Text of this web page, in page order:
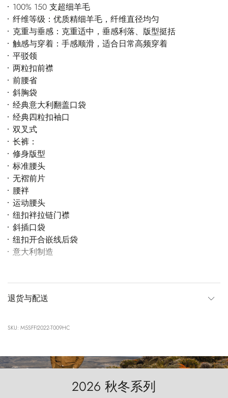
100% 150 支超细羊毛
纤维等级：优质精细羊毛，纤维直径均匀
克重与垂感：克重适中，垂感利落、版型挺括
触感与穿着：手感顺滑，适合日常高频穿着
平驳领
两粒扣前襟
前腰省
斜胸袋
经典意大利翻盖口袋
经典四粒扣袖口
双叉式
长裤：
修身版型
标准腰头
无褶前片
腰袢
运动腰头
纽扣袢拉链门襟
斜插口袋
纽扣开合嵌线后袋
意大利制造
退货与配送
SKU: M5SFFI2022-T009HC
2026 秋冬系列